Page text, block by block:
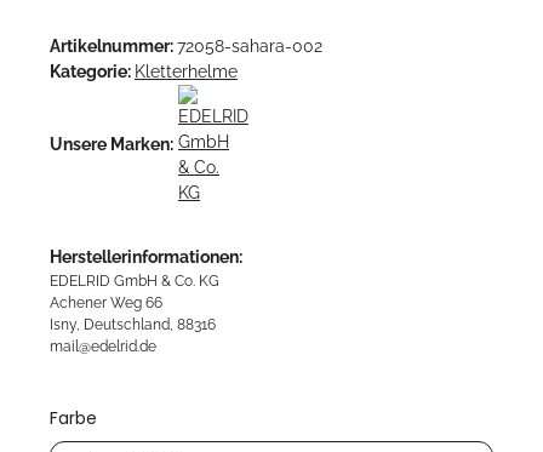
Artikelnummer:72058-sahara-002
Kategorie: Kletterhelme
Unsere Marken:
Herstellerinformationen:
EDELRID GmbH & Co. KG
Achener Weg 66
Isny, Deutschland, 88316
mail@edelrid.de
Farbe